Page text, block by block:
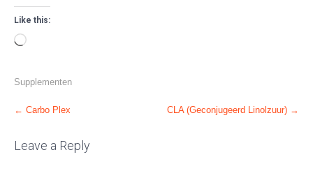
Like this:
Loading…
Supplementen
Post
← Carbo Plex CLA (Geconjugeerd Linolzuur) →
Leave a Reply